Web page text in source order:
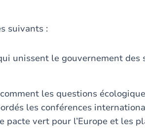
suivants :
unissent le gouvernement des
les questions
les conférences
vert pour l’Europe et les